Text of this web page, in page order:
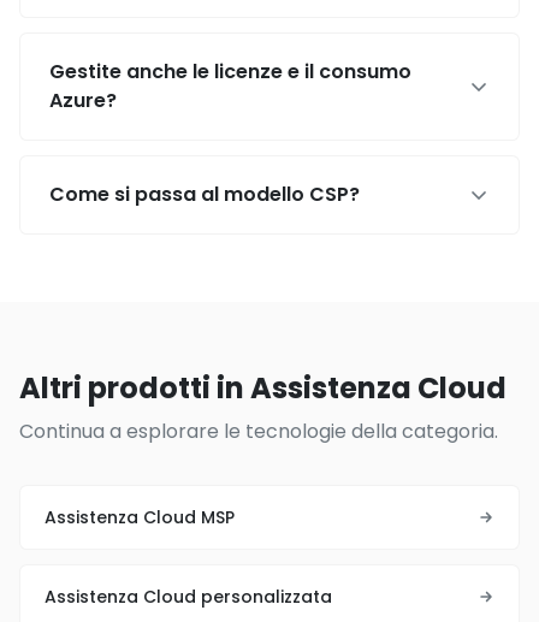
Gestite anche le licenze e il consumo
Azure?
Come si passa al modello CSP?
Altri prodotti in Assistenza Cloud
Continua a esplorare le tecnologie della categoria.
Assistenza Cloud MSP
Assistenza Cloud personalizzata